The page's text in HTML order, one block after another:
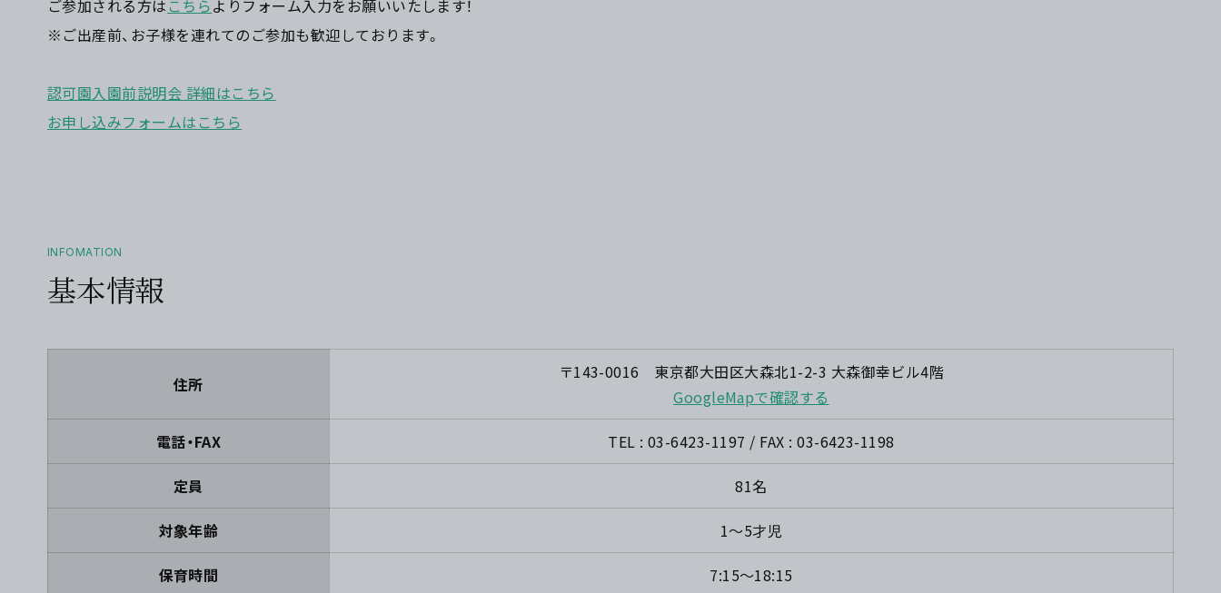
ご参加される方は こちらよりフォーム入力をお願いいたします！
※ご出産前、お子様を連れてのご参加も歓迎しております。
認可園入園前説明会 詳細はこちら
お申し込みフォームはこちら
INFOMATION
基本情報
住所
〒143-0016 東京都大田区大森北1-2-3 大森御幸ビル4階
GoogleMapで確認する
電話・FAX TEL : 03-6423-1197 / FAX : 03-6423-1198
定員 81名
対象年齢 1～5才児
保育時間 7:15～18:15